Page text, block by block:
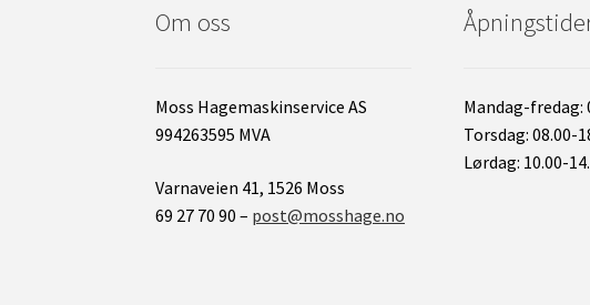
Om oss
Moss Hagemaskinservice AS
994263595 MVA
Varnaveien 41, 1526 Moss
69 27 70 90 – post@mosshage.no
Mandag-fredag:
Torsdag: 08.00-
Lørdag: 10.00-